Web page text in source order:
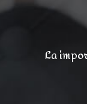
La